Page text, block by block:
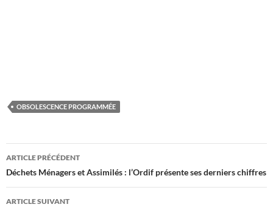
OBSOLESCENCE PROGRAMMÉE
Navigation
des
articles
ARTICLE PRÉCÉDENT
Déchets Ménagers et Assimilés : l’Ordif présente ses derniers chiffres
ARTICLE SUIVANT